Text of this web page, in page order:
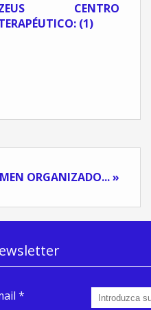
CENTRO
(1)
ORGANIZADO... »